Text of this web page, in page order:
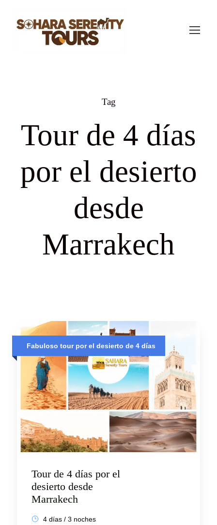
Tag
Tour de 4 días
por el desierto
desde
Marrakech
Fabuloso tour por el desierto de 4 días
Tour de 4 días por el
desierto desde
Marrakech
4 días / 3 noches